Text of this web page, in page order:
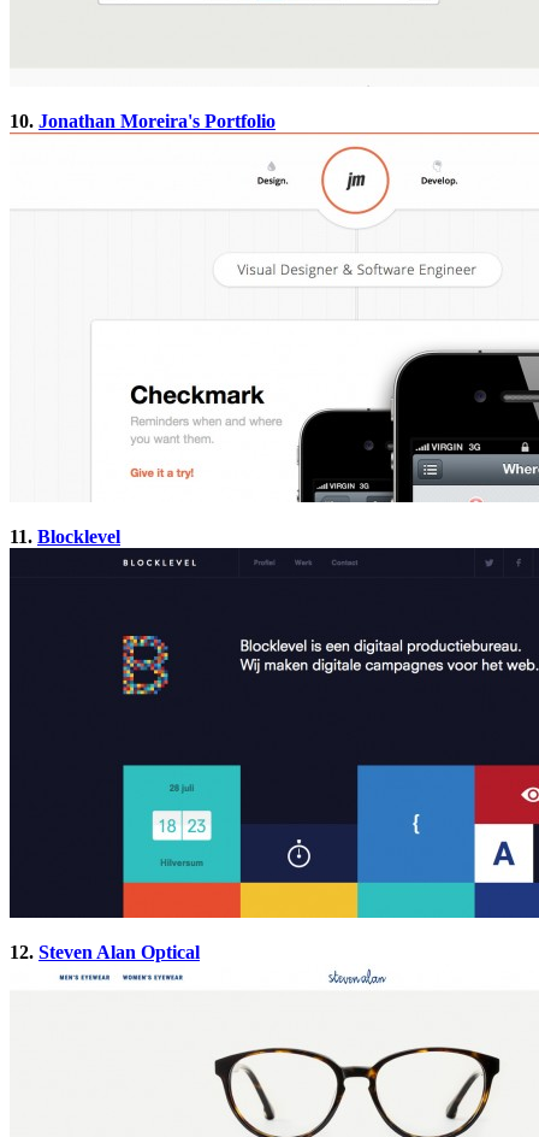
10. Jonathan Moreira's Portfolio
11. Blocklevel
12. Steven Alan Optical